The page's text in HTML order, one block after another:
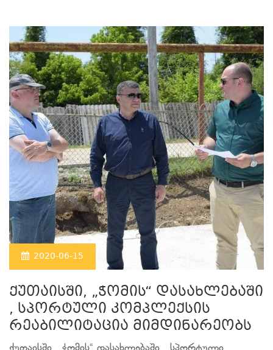
2020-06-15
ქუთაისში, „ჭომის“ დასახლებაში
, სპორტული კომპლექსის
რეაბილიტაცია მიმდინარეობს